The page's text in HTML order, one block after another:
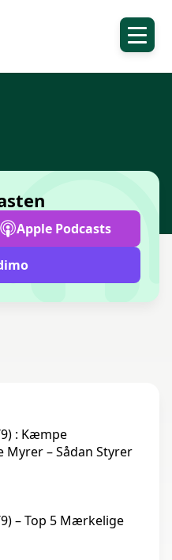
Apple Podcasts
: Kæmpe
– Sådan Styrer
– Top 5 Mærkelige